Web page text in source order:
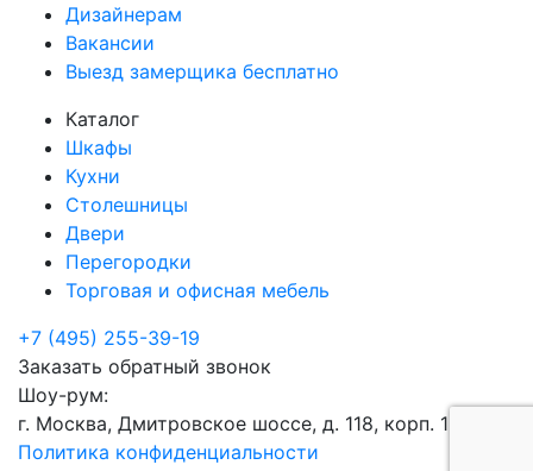
Дизайнерам
Вакансии
Выезд замерщика бесплатно
Каталог
Шкафы
Кухни
Столешницы
Двери
Перегородки
Торговая и офисная мебель
+7 (495) 255-39-19
Заказать обратный звонок
Шоу-рум:
г. Москва, Дмитровское шоссе, д. 118, корп. 1
Политика конфиденциальности